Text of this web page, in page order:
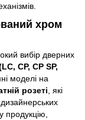
хром
вибір дверних
CP, CP SP,
моделі на
розеті , які
продукцію,